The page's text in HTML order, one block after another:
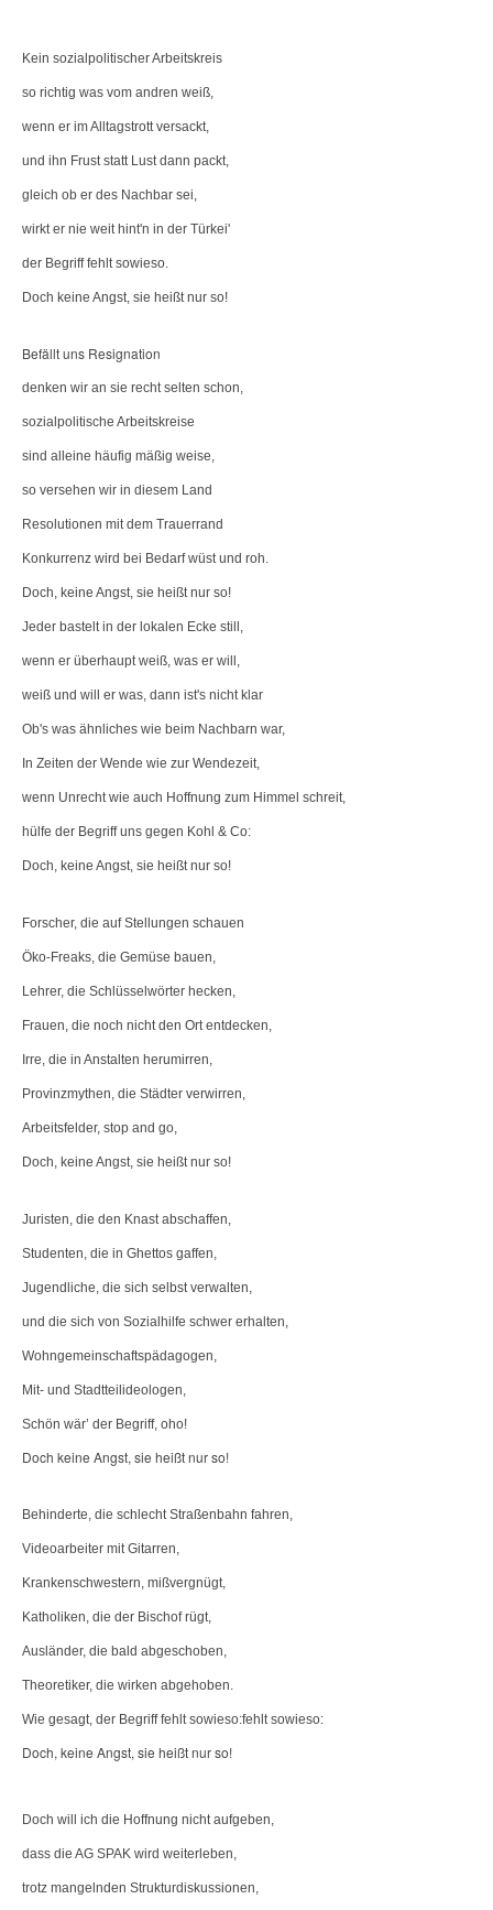
Kein sozialpolitischer Arbeitskreis
so richtig was vom andren weiß,
wenn er im Alltagstrott versackt,
und ihn Frust statt Lust dann packt,
gleich ob er des Nachbar sei,
wirkt er nie weit hint'n in der Türkei'
der Begriff fehlt sowieso.
Doch keine Angst, sie heißt nur so!
Befällt uns Resignation
denken wir an sie recht selten schon,
sozialpolitische Arbeitskreise
sind alleine häufig mäßig weise,
so versehen wir in diesem Land
Resolutionen mit dem Trauerrand
Konkurrenz wird bei Bedarf wüst und roh.
Doch, keine Angst, sie heißt nur so!
Jeder bastelt in der lokalen Ecke still,
wenn er überhaupt weiß, was er will,
weiß und will er was, dann ist's nicht klar
Ob's was ähnliches wie beim Nachbarn war,
In Zeiten der Wende wie zur Wendezeit,
wenn Unrecht wie auch Hoffnung zum Himmel schreit,
hülfe der Begriff uns gegen Kohl & Co:
Doch, keine Angst, sie heißt nur so!
Forscher, die auf Stellungen schauen
Öko-Freaks, die Gemüse bauen,
Lehrer, die Schlüsselwörter hecken,
Frauen, die noch nicht den Ort entdecken,
Irre, die in Anstalten herumirren,
Provinzmythen, die Städter verwirren,
Arbeitsfelder, stop and go,
Doch, keine Angst, sie heißt nur so!
Juristen, die den Knast abschaffen,
Studenten, die in Ghettos gaffen,
Jugendliche, die sich selbst verwalten,
und die sich von Sozialhilfe schwer erhalten,
Wohngemeinschaftspädagogen,
Mit- und Stadtteilideologen,
Schön wär’ der Begriff, oho!
Doch keine Angst, sie heißt nur so!
Behinderte, die schlecht Straßenbahn fahren,
Videoarbeiter mit Gitarren,
Krankenschwestern, mißvergnügt,
Katholiken, die der Bischof rügt,
Ausländer, die bald abgeschoben,
Theoretiker, die wirken abgehoben.
Wie gesagt, der Begriff fehlt sowieso:fehlt sowieso:
Doch, keine Angst, sie heißt nur so!
Doch will ich die Hoffnung nicht aufgeben,
dass die AG SPAK wird weiterleben,
trotz mangelnden Strukturdiskussionen,